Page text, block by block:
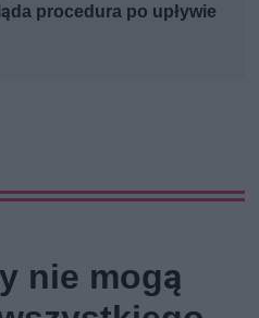
procedura po upływie
nie mogą